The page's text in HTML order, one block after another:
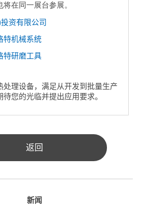
在同一展台参展。
资有限公司
特机械系统
特研磨工具
处理设备，满足从开发到批量生产
您的光临并提出应用要求。
返回
新闻